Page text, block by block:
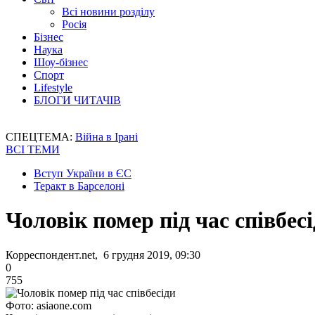
Всі новини розділу
Росія
Бізнес
Наука
Шоу-бізнес
Спорт
Lifestyle
БЛОГИ ЧИТАЧІВ
СПЕЦТЕМА: Війна в Ірані
ВСІ ТЕМИ
Вступ України в ЄС
Теракт в Барселоні
Чоловік помер під час
Корреспондент.net, 6 грудня 2019, 09:30
0
755
Фото: asiaone.com